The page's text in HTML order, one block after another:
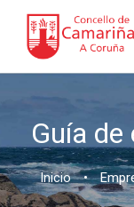
Guía
Inicio •